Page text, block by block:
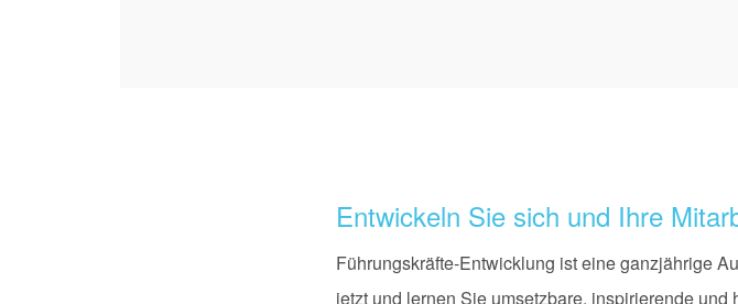
Entwickeln Sie sich und Ihre
Führungskräfte-Entwicklung ist eine ganzjährige
jetzt und lernen Sie umsetzbare, inspirierende und